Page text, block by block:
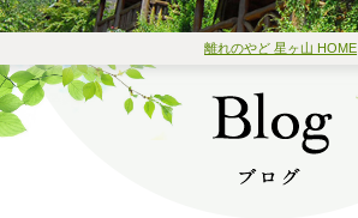
離れのやど 星ヶ山 HOME